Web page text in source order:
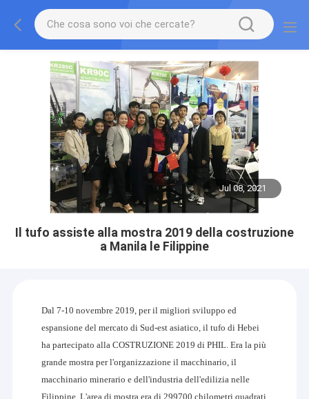
Jul 08, 2021
Il tufo assiste alla mostra 2019 della costruzione
a Manila le Filippine
Dal 7-10 novembre 2019, per il migliori sviluppo ed
espansione del mercato di Sud-est asiatico, il tufo di Hebei
ha partecipato alla COSTRUZIONE 2019 di PHIL. Era la più
grande mostra per l'organizzazione il macchinario, il
macchinario minerario e dell'industria dell'edilizia nelle
Filippine. L'area di mostra era di 299700 chilometri quadrati